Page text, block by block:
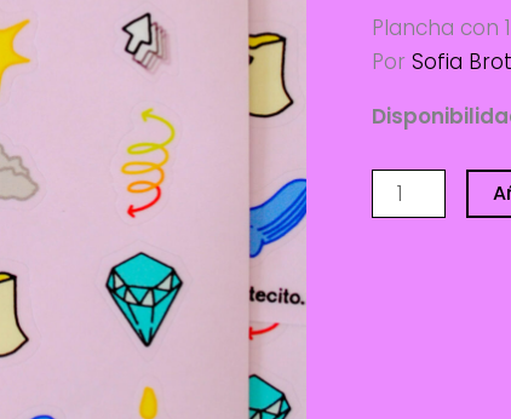
Plancha con
Por Sofia
Plancha
stickers